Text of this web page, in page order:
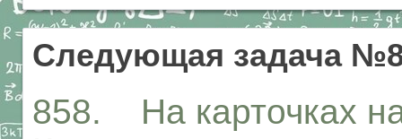
Следующая задача
858. На карточках